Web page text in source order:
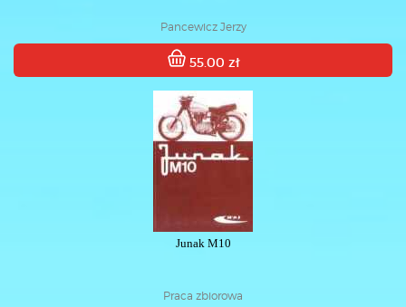
Pancewicz Jerzy
55.00 zł
Junak M10
Praca zbiorowa